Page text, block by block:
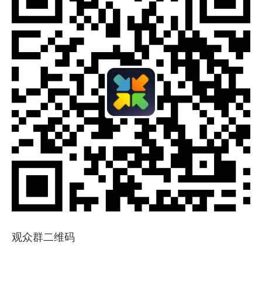
观众群二维码